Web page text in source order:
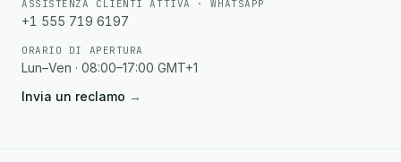
ASSISTENZA CLIENTI ATTIVA · WHATSAPP
+1 555 719 6197
ORARIO DI APERTURA
Lun–Ven · 08:00–17:00 GMT+1
Invia un reclamo →